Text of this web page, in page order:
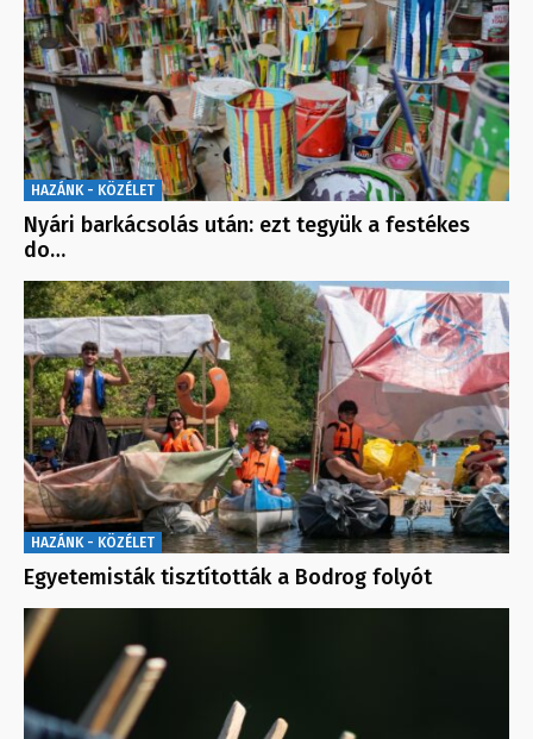
HAZÁNK - KÖZÉLET
Nyári barkácsolás után: ezt tegyük a festékes
do…
HAZÁNK - KÖZÉLET
Egyetemisták tisztították a Bodrog folyót